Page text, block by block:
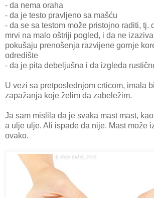
- da nema oraha
- da je testo pravljeno sa mašću
- da se sa testom može pristojno raditi, tj.
mrvi na malo oštriji pogled, i da ne
pokušaju prenošenja razvijene gornje
odredište
- da je pita debeljušna i da izgleda
U vezi sa pretposlednjom crticom, imala
zapažanja koje želim da zabeležim.
Ja sam mislila da je svaka mast mast,
a ulje ulje. Ali ispade da nije. Mast može
ovako.